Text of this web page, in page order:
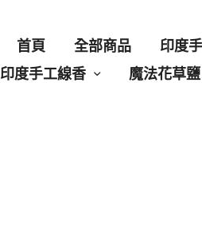
首頁 全部商品 印度
印度手工線香
魔法花草鹽